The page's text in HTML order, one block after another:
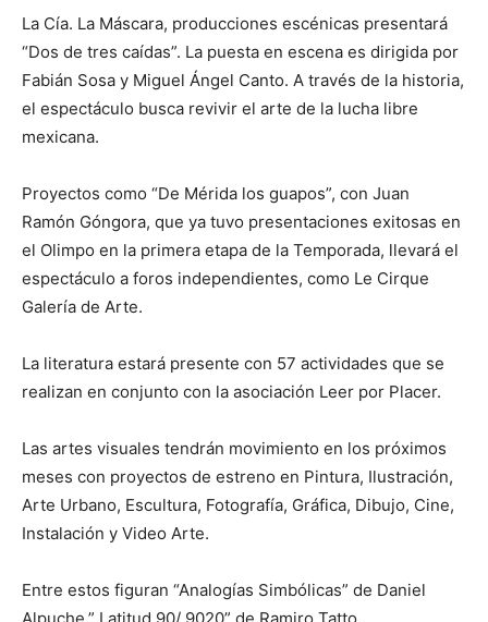
La Cía. La Máscara, producciones escénicas presentará
“Dos de tres caídas”. La puesta en escena es dirigida por
Fabián Sosa y Miguel Ángel Canto. A través de la historia,
el espectáculo busca revivir el arte de la lucha libre
mexicana.
Proyectos como “De Mérida los guapos”, con Juan
Ramón Góngora, que ya tuvo presentaciones exitosas en
el Olimpo en la primera etapa de la Temporada, llevará el
espectáculo a foros independientes, como Le Cirque
Galería de Arte.
La literatura estará presente con 57 actividades que se
realizan en conjunto con la asociación Leer por Placer.
Las artes visuales tendrán movimiento en los próximos
meses con proyectos de estreno en Pintura, Ilustración,
Arte Urbano, Escultura, Fotografía, Gráfica, Dibujo, Cine,
Instalación y Video Arte.
Entre estos figuran “Analogías Simbólicas” de Daniel